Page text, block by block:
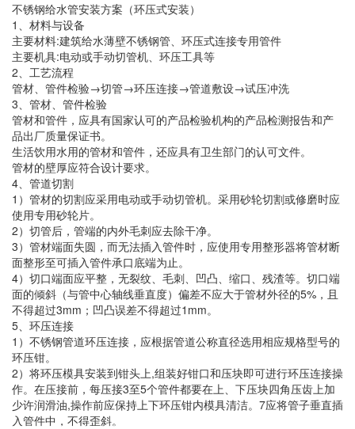
不锈钢给水管安装方案（环压式安装）
1、材料与设备
主要材料:建筑给水薄壁不锈钢管、环压式连接专用管件
主要机具:电动或手动切管机、环压工具等
2、工艺流程
管材、管件检验→切管→环压连接→管道敷设→试压冲洗
3、管材、管件检验
管材和管件，应具有国家认可的产品检验机构的产品检测报告和产
品出厂质量保证书。
生活饮用水用的管材和管件，还应具有卫生部门的认可文件。
管材的壁厚应符合设计要求。
4、管道切割
1）管材的切割应采用电动或手动切管机。采用砂轮切割或修磨时应
使用专用砂轮片。
2）切管后，管端的内外毛刺应去除干净。
3）管材端面失圆，而无法插入管件时，应使用专用整形器将管材断
面整形至可插入管件承口底端为止。
4）切口端面应平整，无裂纹、毛刺、凹凸、缩口、残渣等。切口端
面的倾斜（与管中心轴线垂直度）偏差不应大于管材外径的5%，且
不得超过3mm；凹凸误差不得超过1mm。
5、环压连接
1）不锈钢管道环压连接，应根据管道公称直径选用相应规格型号的
环压钳。
2）将环压模具安装到钳头上,组装好钳口和压块即可进行环压连接操
作。在压接前，每压接3至5个管件都要在上、下压块四角压齿上加
少许润滑油,操作前应保持上下环压钳内模具清洁。7应将管子垂直插
入管件中，不得歪斜。